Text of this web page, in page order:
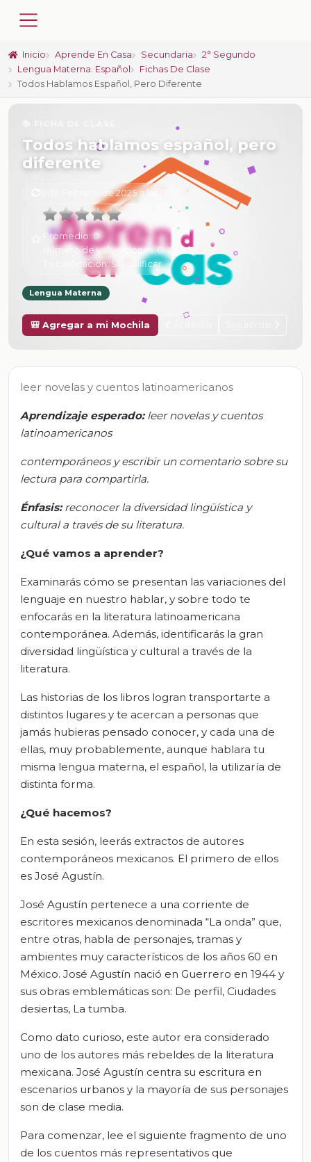
Inicio Aprende En Casa Secundaria
2° Segundo
Lengua Materna. Español
Fichas De Clase
Todos Hablamos Español, Pero Diferente
Todos hablamos español, pero
diferente
6 de Febrero de 2025 a las 17:03
Promedio: 0
Número de valoraciones:0
Tu calificación:Sin calificar
Lengua Materna
🎒 Agregar a mi Mochila
leer novelas y cuentos latinoamericanos
Aprendizaje esperado:leer novelas y cuentos
latinoamericanos
contemporáneos y escribir un comentario sobre su
lectura para compartirla.
Énfasis:reconocer la diversidad lingüística y
cultural a través de su literatura.
¿Qué vamos a aprender?
Examinarás cómo se presentan las variaciones del
lenguaje en nuestro hablar, y sobre todo te
enfocarás en la literatura latinoamericana
contemporánea. Además, identificarás la gran
diversidad lingüística y cultural a través de la
literatura.
Las historias de los libros logran transportarte a
distintos lugares y te acercan a personas que
jamás hubieras pensado conocer, y cada una de
ellas, muy probablemente, aunque hablara tu
misma lengua materna, el español, la utilizaría de
distinta forma.
¿Qué hacemos?
En esta sesión, leerás extractos de autores
contemporáneos mexicanos. El primero de ellos
es José Agustín.
José Agustín pertenece a una corriente de
escritores mexicanos denominada “La onda” que,
entre otras, habla de personajes, tramas y
ambientes muy característicos de los años 60 en
México. José Agustín nació en Guerrero en 1944 y
sus obras emblemáticas son: De perfil, Ciudades
desiertas, La tumba.
Como dato curioso, este autor era considerado
uno de los autores más rebeldes de la literatura
mexicana. José Agustín centra su escritura en
escenarios urbanos y la mayoría de sus personajes
son de clase media.
Para comenzar, lee el siguiente fragmento de uno
de los cuentos más representativos que